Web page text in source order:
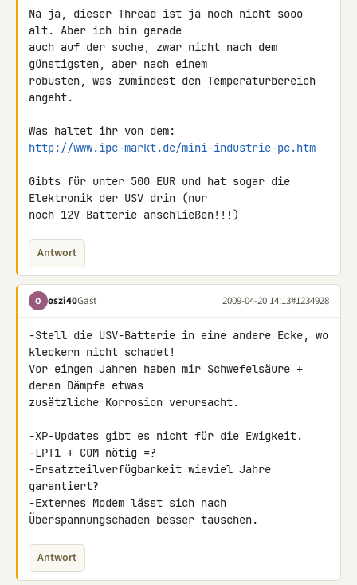
Na ja, dieser Thread ist ja noch nicht sooo
alt. Aber ich bin gerade
auch auf der suche, zwar nicht nach dem
günstigsten, aber nach einem
robusten, was zumindest den Temperaturbereich
angeht.
http://www.ipc-markt.de/mini-industrie-pc.htm
Gibts für unter 500 EUR und hat sogar die
Elektronik der USV drin (nur
noch 12V Batterie anschließen!!!)
Antwort
O oszi40Gast 2009-04-20 14:13#1234928
-Stell die USV-Batterie in eine andere Ecke, wo
kleckern nicht schadet!
Vor eingen Jahren haben mir Schwefelsäure +
deren Dämpfe etwas
zusätzliche Korrosion verursacht.
-XP-Updates gibt es nicht für die Ewigkeit.
-LPT1 + COM nötig =?
-Ersatzteilverfügbarkeit wieviel Jahre
garantiert?
-Externes Modem lässt sich nach
Überspannungschaden besser tauschen.
Antwort